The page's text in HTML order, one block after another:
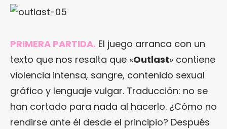
PRIMERA PARTIDA. El juego arranca con un
texto que nos resalta que «Outlast» contiene
violencia intensa, sangre, contenido sexual
gráfico y lenguaje vulgar. Traducción: no se
han cortado para nada al hacerlo. ¿Cómo no
rendirse ante él desde el principio? Después